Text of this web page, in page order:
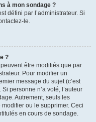
à mon sondage ?
défini par l’administrateur. Si
le.
?
être modifiés que par
Pour modifier un
message du sujet (c’est
personne n’a voté, l’auteur
Autrement, seuls les
ou le supprimer. Ceci
en cours de sondage.